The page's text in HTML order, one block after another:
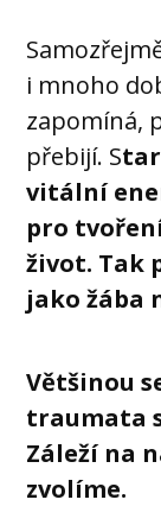
i mnoho
zapomíná,
přebijí. S
vitální
pro
život. Tak
jako žába
Většinou
traumata
Záleží na
zvolíme.